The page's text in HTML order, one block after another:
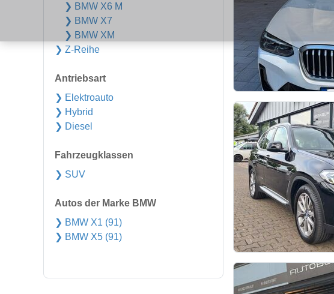
❯ BMW X6 M
❯ BMW X7
❯ BMW XM
❯ Z-Reihe
Antriebsart
❯ Elektroauto
❯ Hybrid
❯ Diesel
Fahrzeugklassen
❯ SUV
Autos der Marke BMW
❯ BMW X1 (91)
❯ BMW X5 (91)